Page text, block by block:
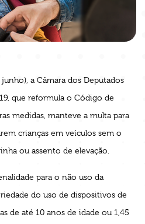
a Câmara dos Deputados
que reformula o Código de
medidas, manteve a multa para
crianças em veículos sem o
ou assento de elevação.
para o não uso da
do uso de dispositivos de
de até 10 anos de idade ou 1,45